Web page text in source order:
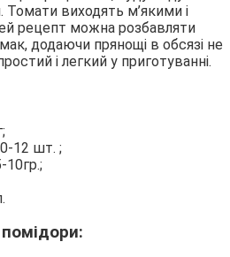
виходять м’якими і
рецепт можна розбавляти
додаючи прянощі в обсязі не
і легкий у приготуванні.
12 шт. ;